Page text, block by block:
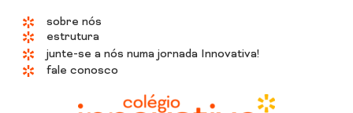
sobre nós
estrutura
junte-se a nós numa jornada Innovativa!
fale conosco